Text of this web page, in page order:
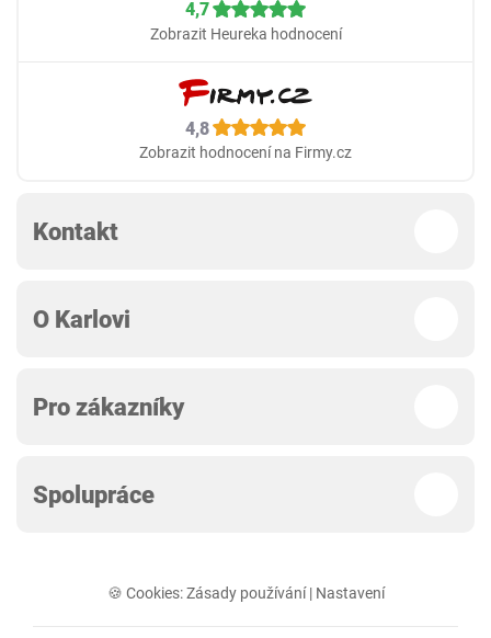
4,7
Zobrazit Heureka hodnocení
4,8
Zobrazit hodnocení na Firmy.cz
Kontakt
O Karlovi
Pro zákazníky
Spolupráce
🍪 Cookies:Zásady používání| Nastavení